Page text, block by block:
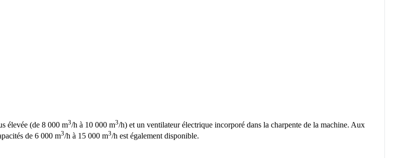
élevée (de 8 000 m3/h à 10 000 m3/h) et un ventilateur électrique incorporé dans la charpente de la machine. Aux
de 6 000 m3/h à 15 000 m3/h est également disponible.